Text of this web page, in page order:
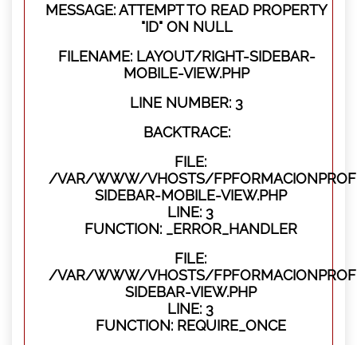
MESSAGE: ATTEMPT TO READ PROPERTY
"ID" ON NULL
FILENAME: LAYOUT/RIGHT-SIDEBAR-
MOBILE-VIEW.PHP
LINE NUMBER: 3
BACKTRACE:
FILE:
/VAR/WWW/VHOSTS/
SIDEBAR-MOBILE-VIEW.PHP
LINE: 3
FUNCTION: _ERROR_HANDLER
FILE:
/VAR/WWW/VHOSTS/
SIDEBAR-VIEW.PHP
LINE: 3
FUNCTION: REQUIRE_ONCE